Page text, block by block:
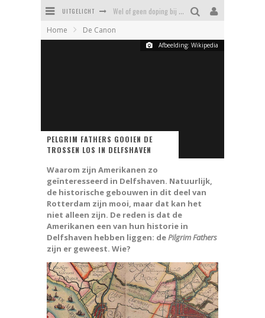
UITGELICHT Wel of geen doping bij Feyenoord?
Home De Canon
Afbeelding: Wikipedia
PELGRIM FATHERS GOOIEN DE
TROSSEN LOS IN DELFSHAVEN
Waarom zijn Amerikanen zo
geïnteresseerd in Delfshaven. Natuurlijk,
de historische gebouwen in dit deel van
Rotterdam zijn mooi, maar dat kan het
niet alleen zijn. De reden is dat de
Amerikanen een van hun historie in
Delfshaven hebben liggen: dePilgrim Fathers
zijn er geweest. Wie?